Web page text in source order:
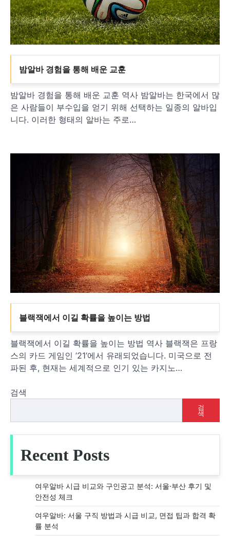
밤알바 경험을 통해 배운 교훈
밤알바 경험을 통해 배운 교훈 역사 밤알바는 한국에서 많
은 사람들이 부수입을 얻기 위해 선택하는 일종의 알바입
니다. 이러한 형태의 알바는 주로…
블랙잭에서 이길 확률을 높이는 방법
블랙잭에서 이길 확률을 높이는 방법 역사 블랙잭은 프랑
스의 카드 게임인 ’21’에서 유래되었습니다. 미국으로 전
파된 후, 현재는 세계적으로 인기 있는 카지노…
검색
검
색
Recent Posts
여우알바 시급 비교와 구인공고 분석: 서울·부산 후기 및
안전성 체크
여우알바: 서울 구직 방법과 시급 비교, 면접 팁과 합격 확
률 분석